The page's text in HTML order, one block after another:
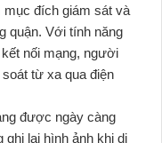
đích giám sát và
quận. Với tính năng
nối mạng, người
từ xa qua điện
được ngày càng
ghi lại hình ảnh khi di